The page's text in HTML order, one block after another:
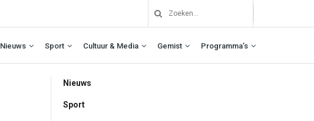
Nieuws Sport Cultuur & Media Gemist Programma’s
Nieuws
Sport